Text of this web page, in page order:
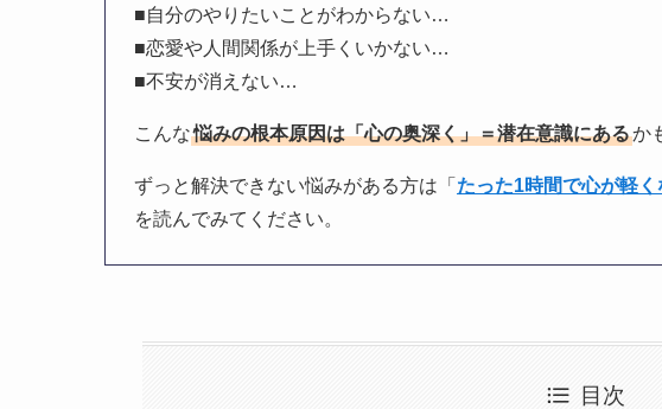
■自分のやりたいことがわからない…
■恋愛や人間関係が上手くいかない…
■不安が消えない…
こんな悩みの根本原因は「心の奥深く」＝潜在意識にあるか
ずっと解決できない悩みがある方は「 たった1時間で心が軽
を読んでみてください。
目次